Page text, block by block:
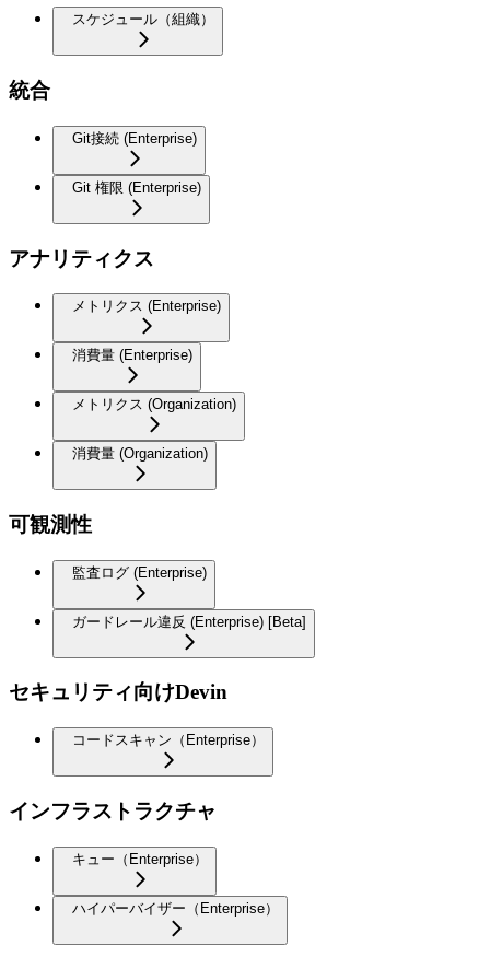
スケジュール（組織）
統合
Git接続 (Enterprise)
Git 権限 (Enterprise)
アナリティクス
メトリクス (Enterprise)
消費量 (Enterprise)
メトリクス (Organization)
消費量 (Organization)
可観測性
監査ログ (Enterprise)
ガードレール違反 (Enterprise) [Beta]
セキュリティ向けDevin
コードスキャン（Enterprise）
インフラストラクチャ
キュー（Enterprise）
ハイパーバイザー（Enterprise）